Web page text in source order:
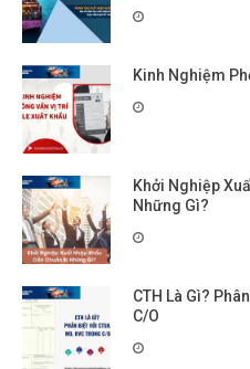
Kinh Nghiệm
Khởi Nghiệp
Những Gì?
CTH Là Gì?
C/O